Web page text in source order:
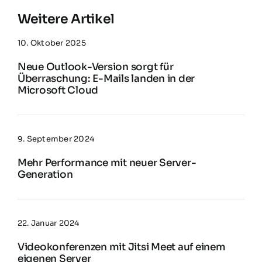
Weitere Artikel
10. Oktober 2025
Neue Outlook-Version sorgt für
Überraschung: E-Mails landen in der
Microsoft Cloud
9. September 2024
Mehr Performance mit neuer Server-
Generation
22. Januar 2024
Videokonferenzen mit Jitsi Meet auf einem
eigenen Server